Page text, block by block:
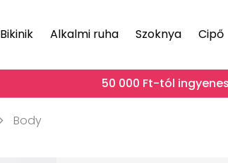
Bikinik Alkalmi ruha Szoknya Cipő
50 000 Ft-tól
Body